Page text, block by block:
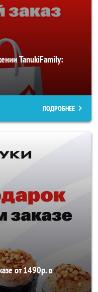
TanukiFamily:
ПОДРОБНЕЕ
от 1490р. в